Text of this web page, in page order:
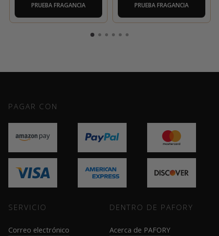
PRUEBA FRAGANCIA PRUEBA FRAGANCIA
PAGAR CON
SERVICIO
Correo electrónico
DENTRO DE PAFORY
Acerca de PAFORY